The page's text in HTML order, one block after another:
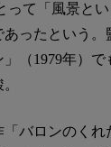
て「風景と
ったという
（1979年）
バロンのくれ